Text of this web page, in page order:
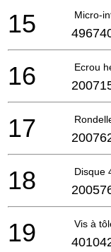
Micro-
15
Ecrou
16
17
Disque
18
Vis à
19